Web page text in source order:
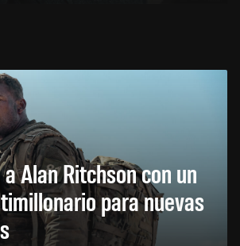
Alan Ritchson con un
para nuevas